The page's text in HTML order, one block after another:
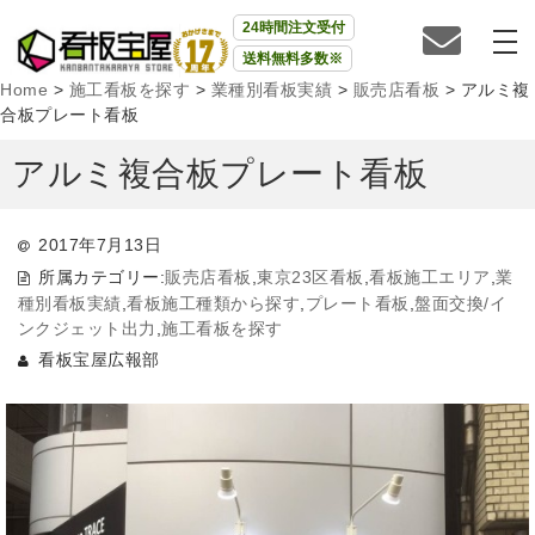
24時間注文受付
送料無料多数※
Home > 施工看板を探す > 業種別看板実績 > 販売店看板 > アルミ複
合板プレート看板
アルミ複合板プレート看板
2017年7月13日
所属カテゴリー:販売店看板 ,東京23区看板 ,看板施工エリア ,業
種別看板実績 ,看板施工種類から探す プレート看板 ,盤面交換/イ
ンクジェット出力 ,施工看板を探す
看板宝屋広報部